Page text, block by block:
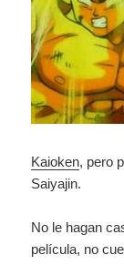
Kaioken, pero
Saiyajin.
No le hagan
película, no